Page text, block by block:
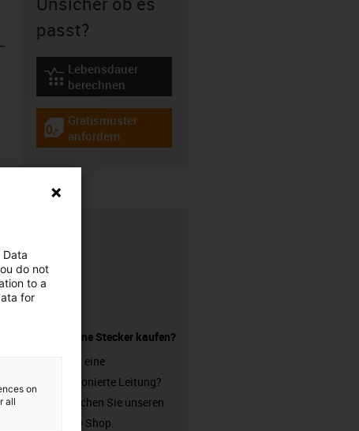
passt?
igus-icon-lebensdauerrechner
Lebensdauer
berechnen
igus-icon-gratismuster
Gratismuster
anfordern
Leitung ohne Stecker kaufen?
Sie suchen eine
unkonfektionierte Leitung?
Dann besuchen Sie unseren
chainflex® Shop.
do not
to a
for
on
all